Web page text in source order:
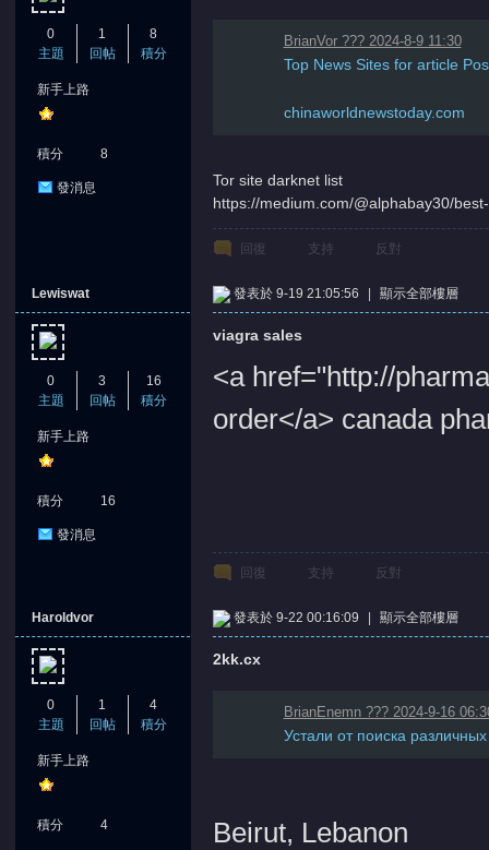
0
主題
1
回帖
8
積分
新手上路
積分 8
發消息
BrianVor ??? 2024-8-9 11:30
Top News Sites for article
chinaworldnewstoday.com
Tor site darknet list
https://medium.com/@alphabay30/
回復 支持 反對
Lewiswat
0
主題
3
回帖
16
積分
新手上路
積分 16
發消息
發表於 9-19 21:05:56 顯示全部樓層
viagra sales
<a href="http://
order</a> canada
回復 支持 反對
Haroldvor
0
主題
1
回帖
4
積分
新手上路
積分 4
發表於 9-22 00:16:09 顯示全部樓層
2kk.cx
BrianEnemn ??? 2024-9-16
Устали от поиска
Beirut, Lebanon